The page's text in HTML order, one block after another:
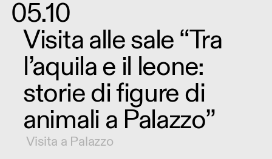
05.10
Visita alle sale “Tra
l’aquila e il leone:
storie di figure di
animali a Palazzo”
Visita a Palazzo